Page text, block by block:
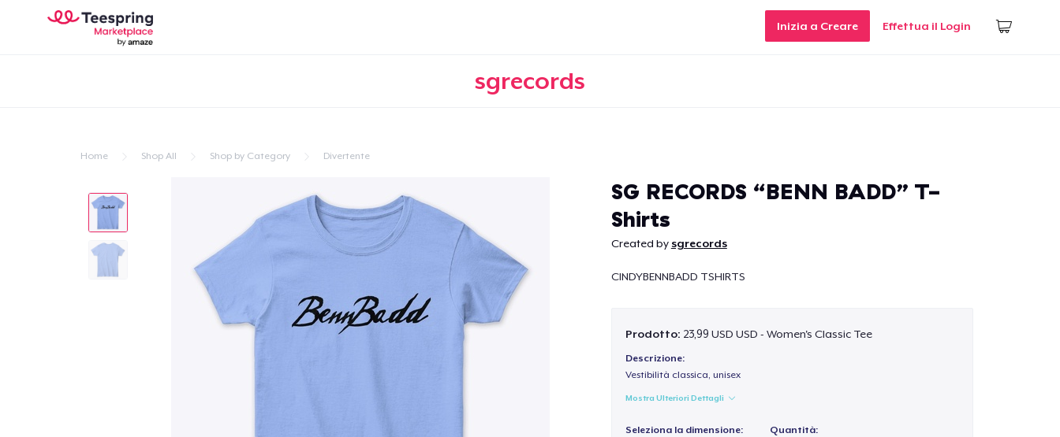
Inizia a Creare Effettua il Login
sgrecords
Home Shop All Shop by Category Divertente
SG RECORDS “BENN BADD” T-
Shirts
Created by sgrecords
CINDYBENNBADD TSHIRTS
Prodotto: 23,99 USD USD - Women's Classic Tee
Descrizione:
Vestibilità classica, unisex
Mostra Ulteriori Dettagli
Seleziona la dimensione: Quantità: